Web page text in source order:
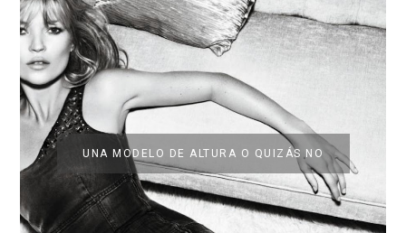
UNA MODELO DE ALTURA O QUIZÁS NO